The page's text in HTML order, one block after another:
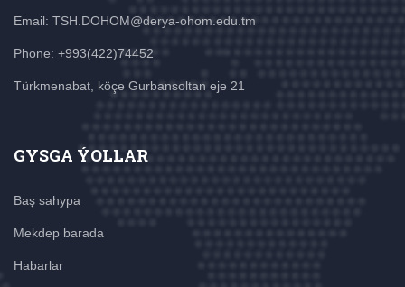
Email: TSH.DOHOM@derya-ohom.edu.tm
Phone: +993(422)74452
Türkmenabat, köçe Gurbansoltan eje 21
GYSGA ÝOLLAR
Baş sahypa
Mekdep barada
Habarlar